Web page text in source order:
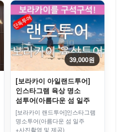
39,000원
[보라카이 아일랜드투어]
인스타그램 육상 명소
섬투어(아름다운 섬 일주
+사진촬영 및 제공) - 단독/
프라이빗
[보라카이 랜드투어]인스타그램
명소투어(아름다운 섬 일주
+사진촬영 및 제공)